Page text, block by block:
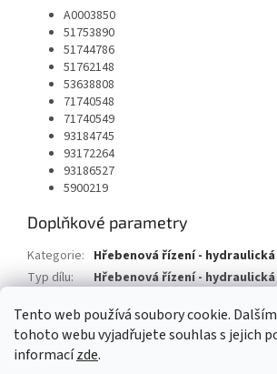
Tento web používá soubory cookie.
tohoto webu vyjadřujete souhlas s jejich
informacízde.
A0003850
51753890
51744786
51762148
53638808
71740548
71740549
93184745
93172264
93186527
5900219
Doplňkové parametry
Kategorie: Hřebenová řízení - hydraulická
Typ dílu:
Hřebenová řízení - hydraulická